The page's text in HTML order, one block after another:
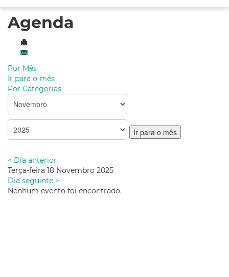
Agenda
Por Mês
Ir para o mês
Por Categorias
Ir para o mês
< Dia anterior
Terça-feira 18 Novembro 2025
Dia seguinte >
Nenhum evento foi encontrado.